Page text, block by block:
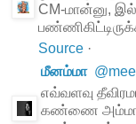
CM-மான்னு,
Source ·
மீனம்மா @
எவ்வளவு
கண்ணை அம்மா